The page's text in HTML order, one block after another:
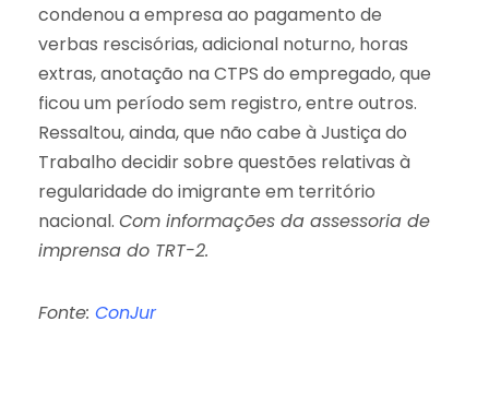
condenou a empresa ao pagamento de
verbas rescisórias, adicional noturno, horas
extras, anotação na CTPS do empregado, que
ficou um período sem registro, entre outros.
Ressaltou, ainda, que não cabe à Justiça do
Trabalho decidir sobre questões relativas à
regularidade do imigrante em território
nacional. Com informações da assessoria de
imprensa do TRT-2.
Fonte: ConJur